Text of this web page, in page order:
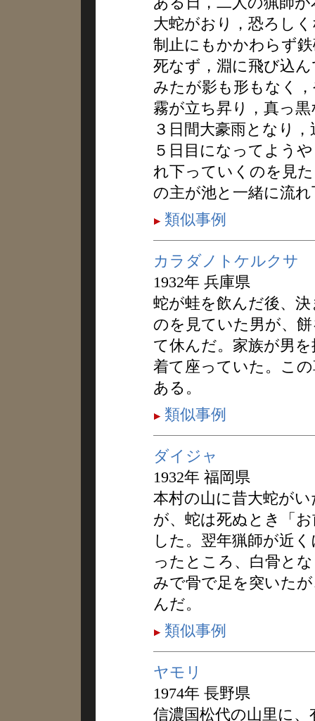
大蛇がおり，恐ろし
制止にもかかわらず
死なず，淵に飛び込
みたが影も形もなく
霧が立ち昇り，真っ
３日間大豪雨となり
５日目になってよう
れ下っていくのを見
の主が池と一緒に流
類似事例
カラダノトケルクサ
1932年 兵庫県
蛇が蛙を飲んだ後、
のを見ていた男が、
て休んだ。家族が男
着て座っていた。こ
ある。
類似事例
ダイジャ
1932年 福岡県
本村の山に昔大蛇が
が、蛇は死ぬとき「
した。翌年猟師が近
ったところ、白骨と
みで骨で足を突いた
んだ。
類似事例
ヤモリ
1974年 長野県
信濃国松代の山里に